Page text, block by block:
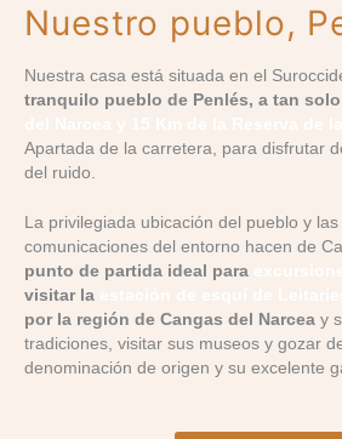
Nuestro pueblo,
Nuestra casa está situada en el
tranquilo pueblo de Penlés, a tan solo
Apartada de la carretera, para disfrutar
del ruido.
La privilegiada ubicación del pueblo y
comunicaciones del entorno hacen de
punto de partida ideal para
visitar la
por la región de Cangas del Narcea y
tradiciones, visitar sus museos y gozar
denominación de origen y su excelente